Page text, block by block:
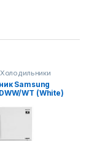
Холодильники
Samsung
WT (White)